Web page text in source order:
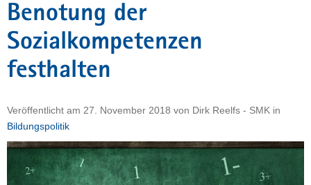
r
g
r
i
e
a
l
t
Benotung der
Sozialkompetenzen
festhalten
Veröffentlicht am 27. November 2018 von Dirk Reelfs - SMK in
Bildungspolitik